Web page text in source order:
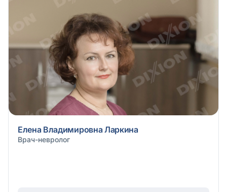
Елена Владимировна Ларкина
Врач-невролог